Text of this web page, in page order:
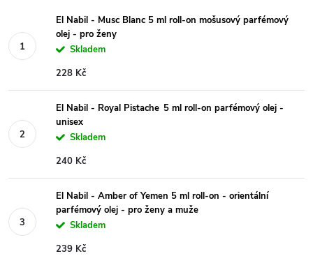
El Nabil - Musc Blanc 5 ml roll-on mošusový parfémový
olej - pro ženy
Skladem
228 Kč
El Nabil - Royal Pistache 5 ml roll-on parfémový olej -
unisex
Skladem
240 Kč
El Nabil - Amber of Yemen 5 ml roll-on - orientální
parfémový olej - pro ženy a muže
Skladem
239 Kč